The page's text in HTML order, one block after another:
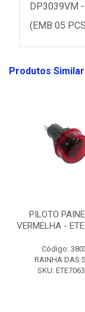
DP3039VM
(EMB 05 PCS
Produtos
PILOTO
VERMELHA -
Código:
RAINHA DAS
SKU: